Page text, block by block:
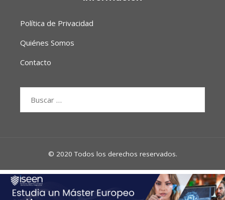
Política de Privacidad
Quiénes Somos
Contacto
© 2020 Todos los derechos reservados.